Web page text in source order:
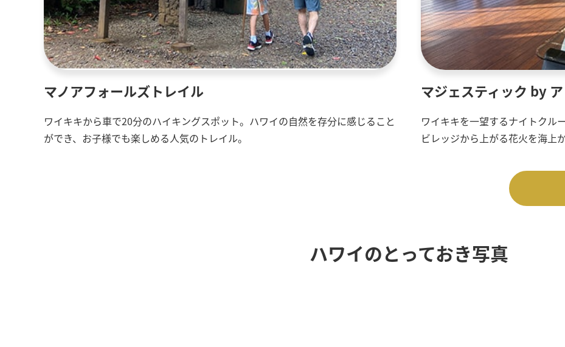
マノアフォールズトレイル
ワイキキから車で20分のハイキングスポット。ハワイの自然を存分に感じること
ができ、お子様でも楽しめる人気のトレイル。
マジェスティック by
ワイキキを一望するナイトクル
ビレッジから上がる花火を海上
ハワイのとっておき写真